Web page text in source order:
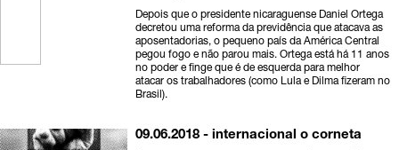
Depois que o presidente nicaraguense Daniel Ortega
decretou uma reforma da previdência que atacava as
aposentadorias, o pequeno país da América Central
pegou fogo e não parou mais. Ortega está há 11 anos
no poder e finge que é de esquerda para melhor
atacar os trabalhadores (como Lula e Dilma fizeram no
Brasil).
09.06.2018 -internacional o corneta